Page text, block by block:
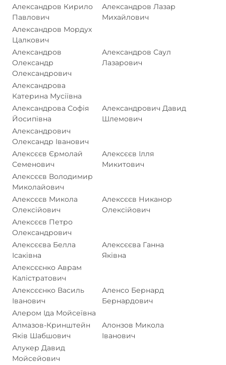
Александров Кирило
Павлович
Александров Лазар
Михайлович
Александров Мордух
Цалкович
Александров
Олександр
Олександрович
Александров Саул
Лазарович
Александрова
Катерина Мусіївна
Александрова Софія
Йосипівна
Александрович Давид
Шлемович
Александрович
Олександр Іванович
Алексєєв Єрмолай
Семенович
Алексєєв Ілля
Микитович
Алексєєв Володимир
Миколайович
Алексєєв Микола
Олексійович
Алексєєв Никанор
Олексійович
Алексєєв Петро
Олександрович
Алексєєва Белла
Ісаківна
Алексєєва Ганна
Яківна
Алексєєнко Аврам
Калістратович
Алексєєнко Василь
Іванович
Аленсо Бернард
Бернардович
Алером Іда Мойсеївна
Алмазов-Кринштейн
Яків Шабшович
Алонзов Микола
Іванович
Алукер Давид
Мойсейович